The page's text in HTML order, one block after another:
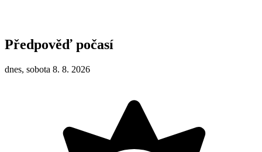
Předpověď počasí
dnes, sobota 8. 8. 2026